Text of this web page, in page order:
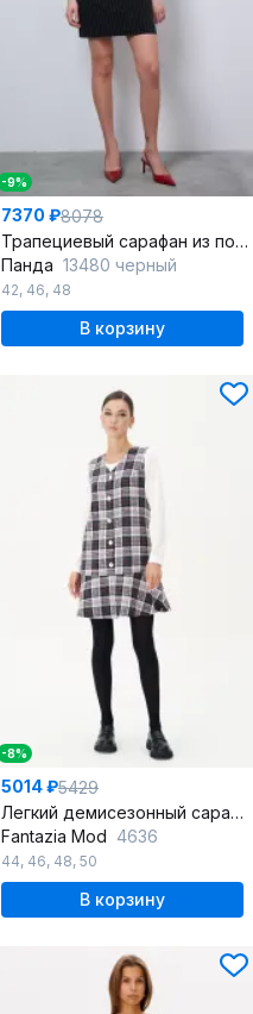
-9%
7370 ₽8078
Трапециевый сарафан из поливискозного волокна на регулируемых бретелях
Панда 13480 черный
42, 46, 48
В корзину
-8%
5014 ₽5429
Легкий демисезонный сарафан А-силуэта с воланом
Fantazia Mod 4636
44, 46, 48, 50
В корзину